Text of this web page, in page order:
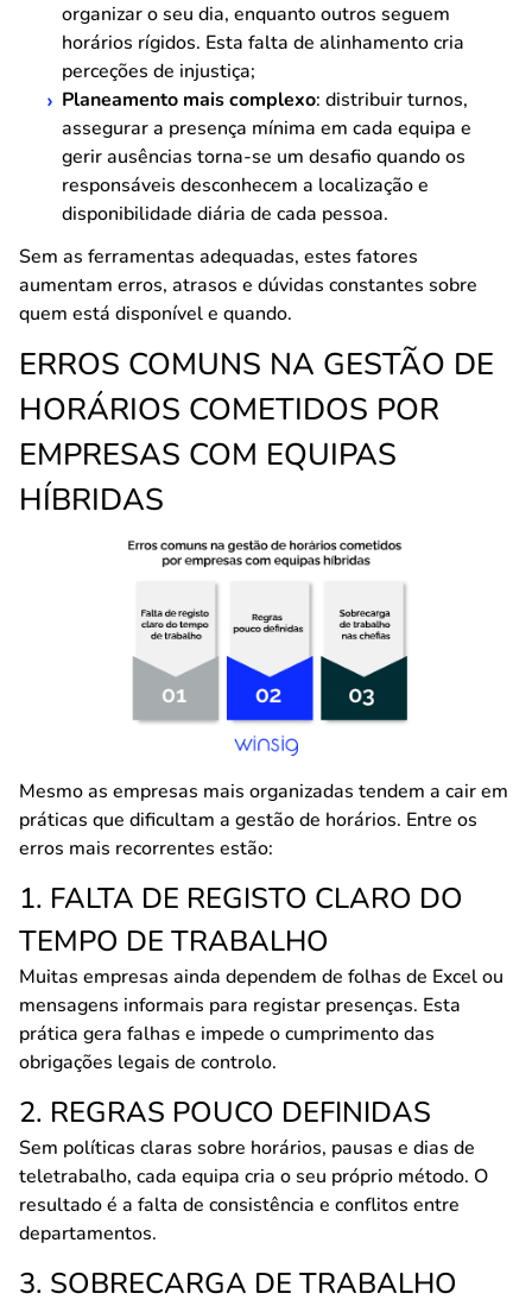
organizar o seu dia, enquanto outros seguem
horários rígidos. Esta falta de alinhamento cria
perceções de injustiça;
Planeamento mais complexo: distribuir turnos,
assegurar a presença mínima em cada equipa e
gerir ausências torna-se um desafio quando os
responsáveis desconhecem a localização e
disponibilidade diária de cada pessoa.
Sem as ferramentas adequadas, estes fatores
aumentam erros, atrasos e dúvidas constantes sobre
quem está disponível e quando.
ERROS COMUNS NA GESTÃO DE
HORÁRIOS COMETIDOS POR
EMPRESAS COM EQUIPAS
HÍBRIDAS
Mesmo as empresas mais organizadas tendem a cair em
práticas que dificultam a gestão de horários. Entre os
erros mais recorrentes estão:
1. FALTA DE REGISTO CLARO DO
TEMPO DE TRABALHO
Muitas empresas ainda dependem de folhas de Excel ou
mensagens informais para registar presenças. Esta
prática gera falhas e impede o cumprimento das
obrigações legais de controlo.
2. REGRAS POUCO DEFINIDAS
Sem políticas claras sobre horários, pausas e dias de
teletrabalho, cada equipa cria o seu próprio método. O
resultado é a falta de consistência e conflitos entre
departamentos.
3. SOBRECARGA DE TRABALHO